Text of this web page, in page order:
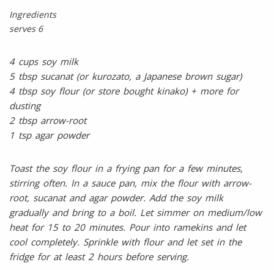
Ingredients
serves 6
4 cups soy milk
5 tbsp sucanat (or kurozato, a Japanese brown sugar)
4 tbsp soy flour (or store bought kinako) + more for
dusting
2 tbsp arrow-root
1 tsp agar powder
Toast the soy flour in a frying pan for a few minutes,
stirring often. In a sauce pan, mix the flour with arrow-
root, sucanat and agar powder. Add the soy milk
gradually and bring to a boil. Let simmer on medium/low
heat for 15 to 20 minutes. Pour into ramekins and let
cool completely. Sprinkle with flour and let set in the
fridge for at least 2 hours before serving.